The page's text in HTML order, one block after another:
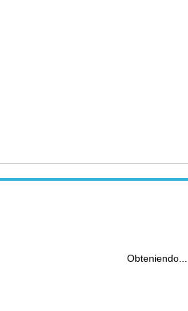
Obteniendo...